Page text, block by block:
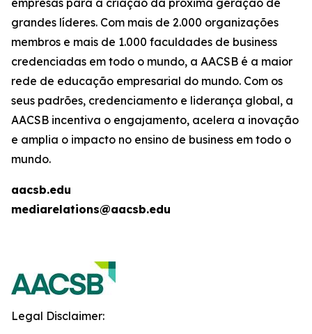
empresas para a criação da próxima geração de
grandes líderes. Com mais de 2.000 organizações
membros e mais de 1.000 faculdades de business
credenciadas em todo o mundo, a AACSB é a maior
rede de educação empresarial do mundo. Com os
seus padrões, credenciamento e liderança global, a
AACSB incentiva o engajamento, acelera a inovação
e amplia o impacto no ensino de business em todo o
mundo.
aacsb.edu
mediarelations@aacsb.edu
Legal Disclaimer: